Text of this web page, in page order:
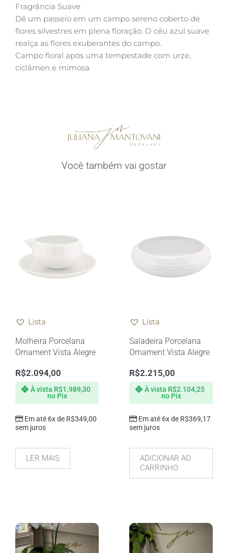
Fragrância Suave
Dê um passeio em um campo sereno coberto de
flores silvestres em plena floração. O céu azul suave
realça as flores exuberantes do campo.
Campo floral após uma tempestade com urze,
ciclâmen e mimosa
Você também vai gostar
Lista
Molheira Porcelana
Ornament Vista Alegre
R$2.094,00
Em até 6x de R$349,00
sem juros
À vista R$1.989,30
no Pix
LER MAIS
Lista
Saladeira Porcelana
Ornament Vista Alegre
R$2.215,00
Em até 6x de R$369,17
sem juros
À vista R$2.104,25
no Pix
ADICIONAR AO
CARRINHO